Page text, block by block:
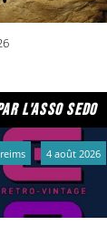
l'asso sedo
4 août 2026